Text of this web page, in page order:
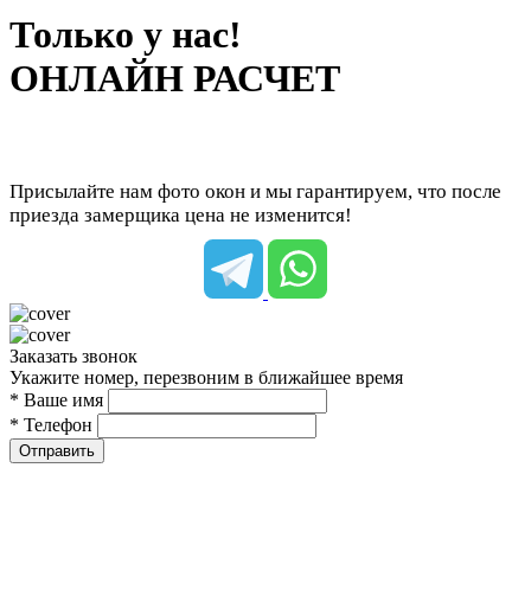
Только у нас!
ОНЛАЙН РАСЧЕТ
Присылайте нам фото окон и мы гарантируем, что после
приезда замерщика цена не изменится!
Заказать звонок
Укажите номер, перезвоним в ближайшее время
* Ваше имя
* Телефон
Отправить